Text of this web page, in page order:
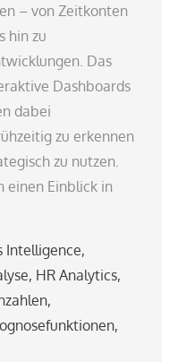
– von Zeitkonten
hin zu
Das
Dashboards
dabei
zu erkennen
zu nutzen.
einen Einblick in
Intelligence,
, HR Analytics,
,
,